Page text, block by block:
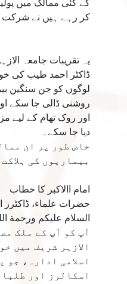
کے کئی ممالک میں
کر رہے ہیں نے شرکت
یہ تقریبات جامعہ
ڈاکٹر احمد طیب کی
لوگوں کو جن سنگین
روشنی ڈالی جا سکے
اور روک تھام کے لیے
دیا جا سکے۔
خاص طور پر ان
بیماریوں کی
امام االاکبر کا خطاب
حضرات علماء، ڈاکٹرز
السلام عليكم ورحمة
آپ کو آپ کے ملک
الازہر شریف میں
اسلامی ادارہ، جو
اسکالرز اور